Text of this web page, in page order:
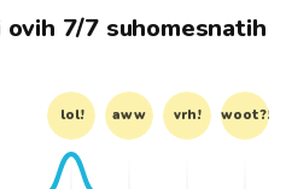
7/7 suhomesnatih
lol! aww vrh! woot?!